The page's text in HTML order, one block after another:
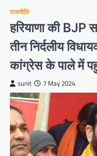
राजनीति
हरियाणा की BJP
तीन निर्दलीय
कांग्रेस के पाले में
sunit 7 May 2024